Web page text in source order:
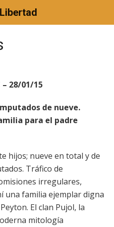
– 28/01/15
de nueve.
para el padre
hijos; nueve en total y de
Tráfico de
irregulares,
una familia ejemplar digna
El clan Pujol, la
mitología